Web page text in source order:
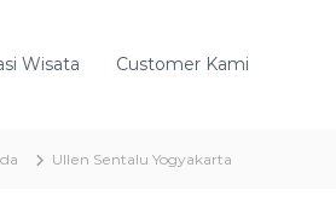
Wisata Customer Kami
Ullen Sentalu Yogyakarta